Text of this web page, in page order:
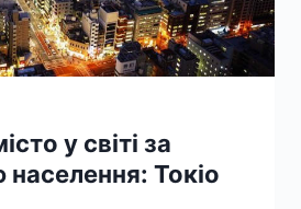
у світі за
населення: Токіо